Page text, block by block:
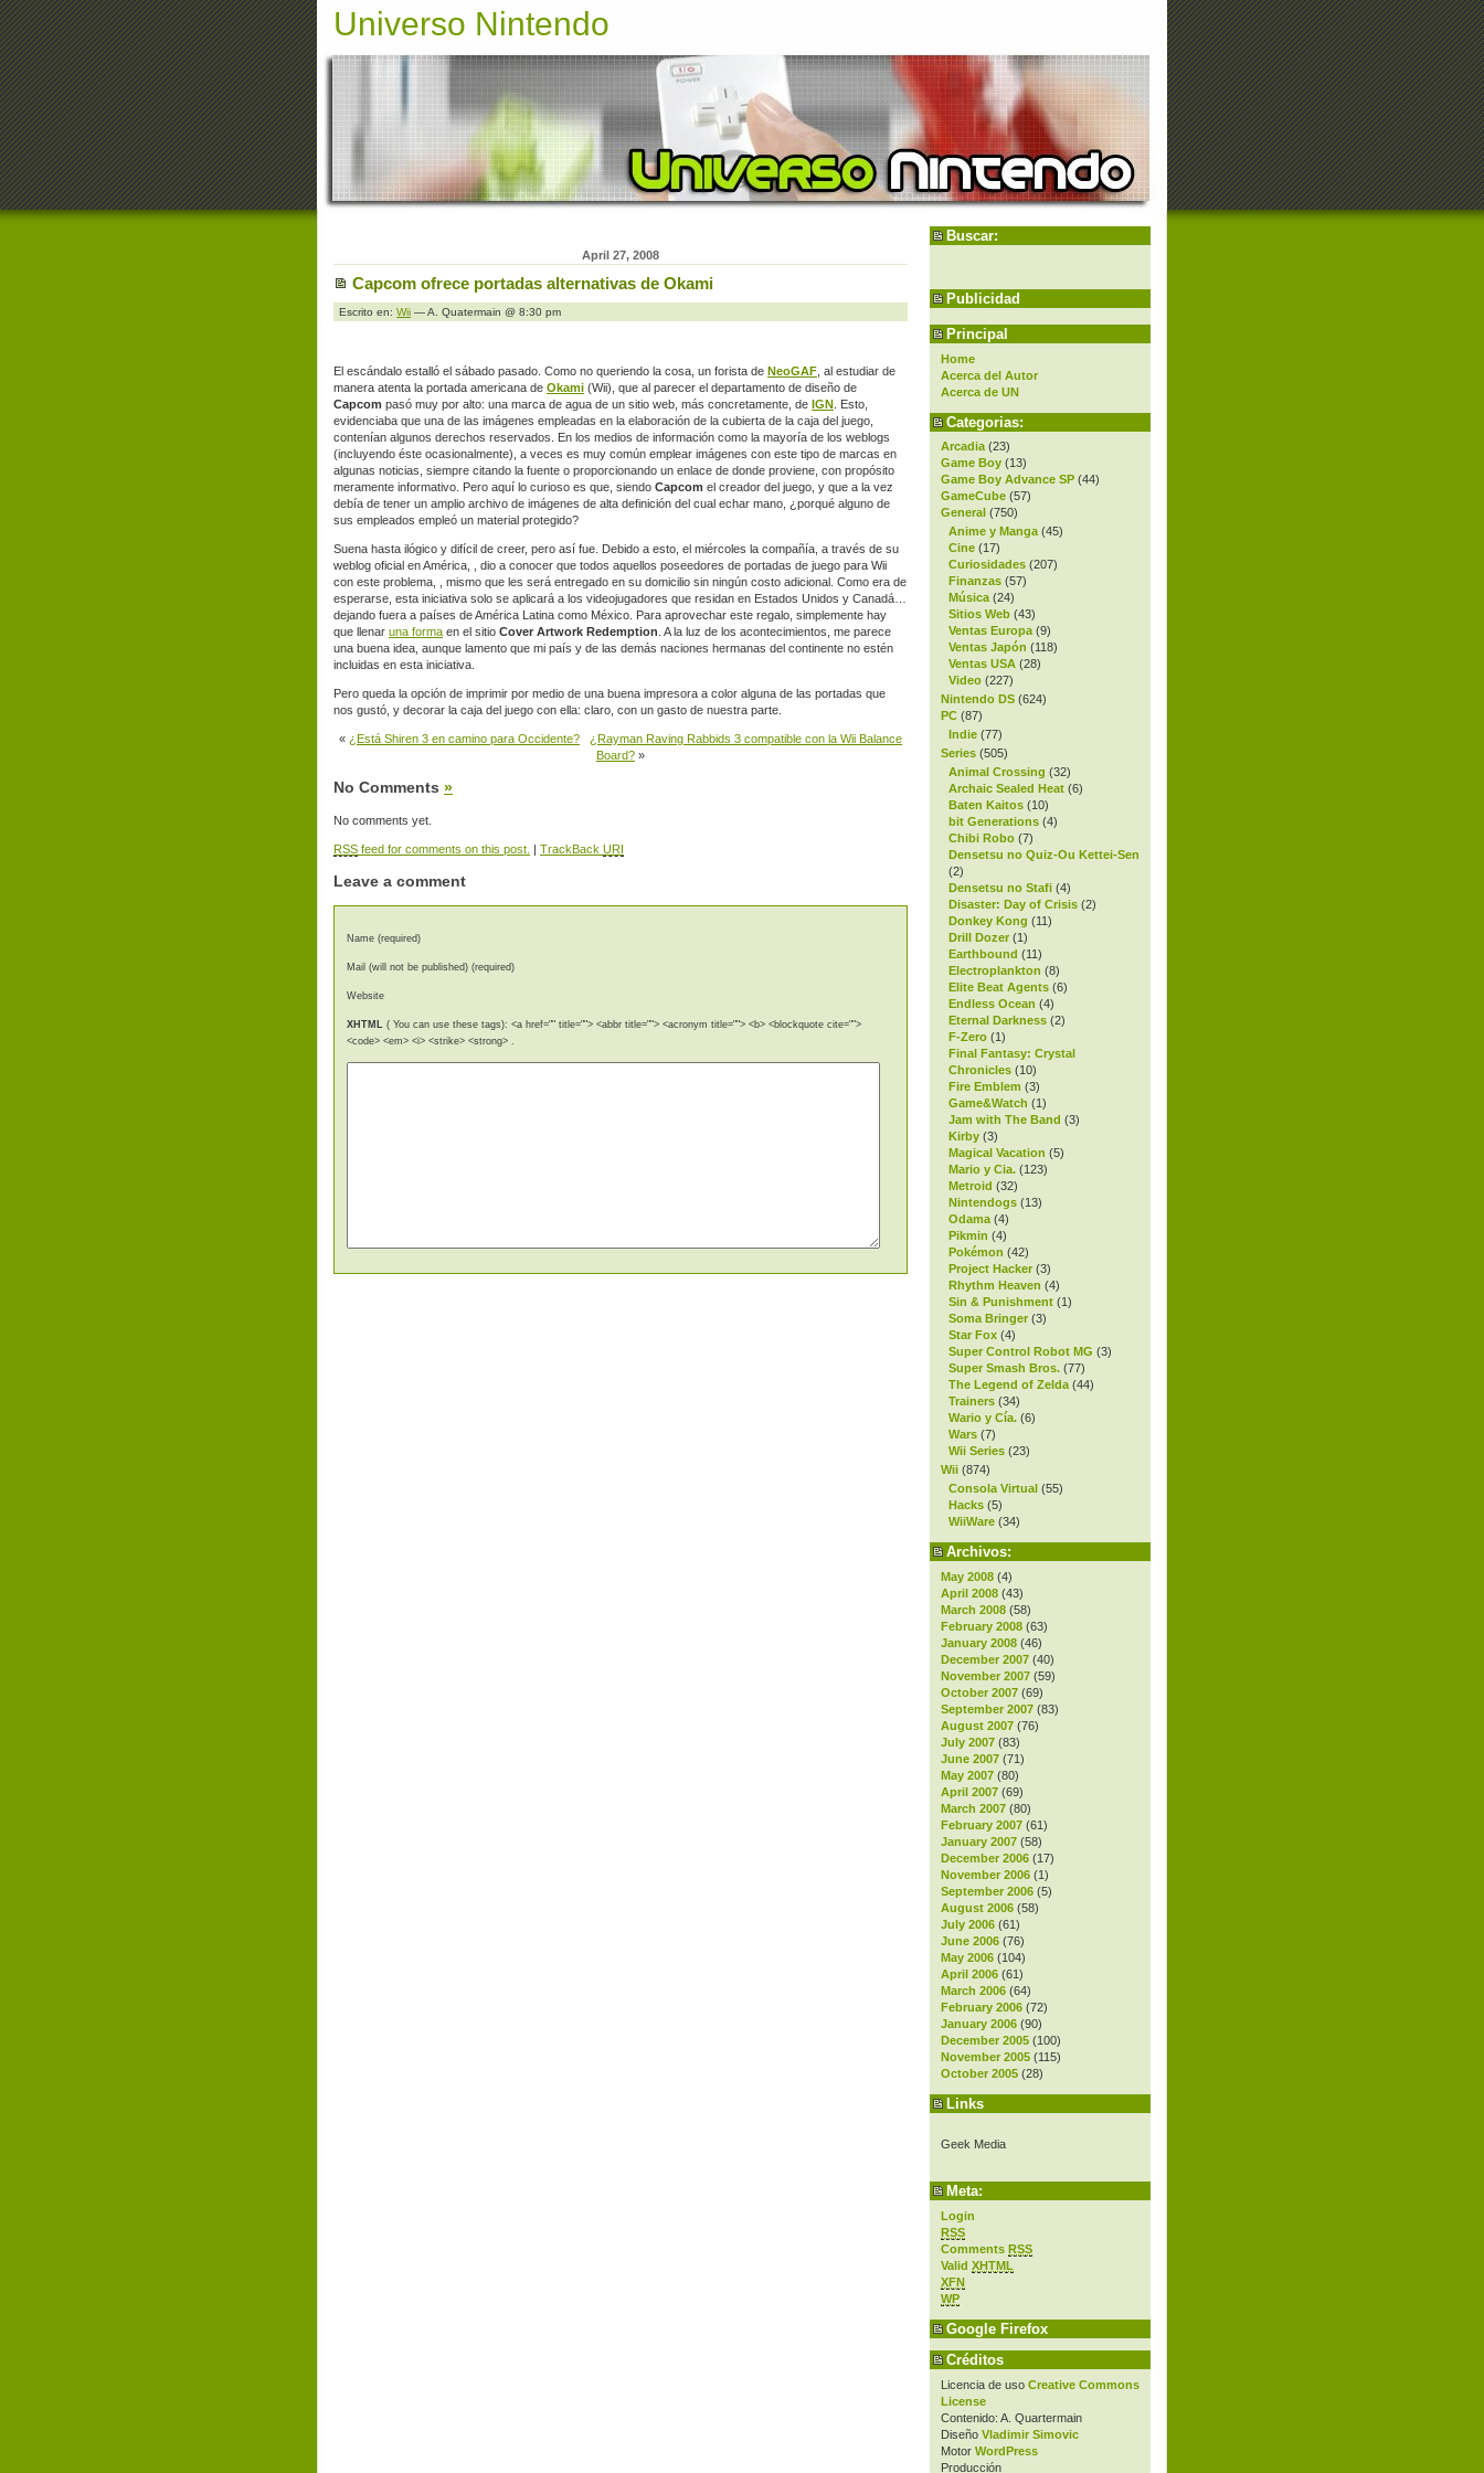
Universo Nintendo
Buscar:
Publicidad
Principal
Home
Acerca del Autor
Acerca de UN
Categorias:
Arcadia (23)
Game Boy (13)
Game Boy Advance SP (44)
GameCube (57)
General (750)
Anime y Manga (45)
Cine (17)
Curiosidades (207)
Finanzas (57)
Música (24)
Sitios Web (43)
Ventas Europa (9)
Ventas Japón (118)
Ventas USA (28)
Video (227)
Nintendo DS (624)
PC (87)
Indie (77)
Series (505)
Animal Crossing (32)
Archaic Sealed Heat (6)
Baten Kaitos (10)
bit Generations (4)
Chibi Robo (7)
Densetsu no Quiz-Ou Kettei-Sen
(2)
Densetsu no Stafi (4)
Disaster: Day of Crisis (2)
Donkey Kong (11)
Drill Dozer (1)
Earthbound (11)
Electroplankton (8)
Elite Beat Agents (6)
Endless Ocean (4)
Eternal Darkness (2)
F-Zero (1)
Final Fantasy: Crystal
Chronicles (10)
Fire Emblem (3)
Game&Watch (1)
Jam with The Band (3)
Kirby (3)
Magical Vacation (5)
Mario y Cia. (123)
Metroid (32)
Nintendogs (13)
Odama (4)
Pikmin (4)
Pokémon (42)
Project Hacker (3)
Rhythm Heaven (4)
Sin & Punishment (1)
Soma Bringer (3)
Star Fox (4)
Super Control Robot MG (3)
Super Smash Bros. (77)
The Legend of Zelda (44)
Trainers (34)
Wario y Cía. (6)
Wars (7)
Wii Series (23)
Wii (874)
Consola Virtual (55)
Hacks (5)
WiiWare (34)
Archivos:
May 2008 (4)
April 2008 (43)
March 2008 (58)
February 2008 (63)
January 2008 (46)
December 2007 (40)
November 2007 (59)
October 2007 (69)
September 2007 (83)
August 2007 (76)
July 2007 (83)
June 2007 (71)
May 2007 (80)
April 2007 (69)
March 2007 (80)
February 2007 (61)
January 2007 (58)
December 2006 (17)
November 2006 (1)
September 2006 (5)
August 2006 (58)
July 2006 (61)
June 2006 (76)
May 2006 (104)
April 2006 (61)
March 2006 (64)
February 2006 (72)
January 2006 (90)
December 2005 (100)
November 2005 (115)
October 2005 (28)
Links
Geek Media
Meta:
Login
RSS
Comments RSS
Valid XHTML
XFN
WP
Google Firefox
Créditos
Licencia de uso Creative Commons
License
Contenido: A. Quartermain
Diseño Vladimir Simovic
Motor WordPress
Producción
April 27, 2008
Capcom ofrece portadas alternativas de Okami
Escrito en: Wii — A. Quatermain @ 8:30 pm
El escándalo estalló el sábado pasado. Como no queriendo la cosa, un forista de NeoGAF , al estudiar de
manera atenta la portada americana de Okami (Wii), que al parecer el departamento de diseño de
Capcom pasó muy por alto: una marca de agua de un sitio web, más concretamente, de IGN . Esto,
evidenciaba que una de las imágenes empleadas en la elaboración de la cubierta de la caja del juego,
contenían algunos derechos reservados. En los medios de información como la mayoría de los weblogs
(incluyendo éste ocasionalmente), a veces es muy común emplear imágenes con este tipo de marcas en
algunas noticias, siempre citando la fuente o proporcionando un enlace de donde proviene, con propósito
meramente informativo. Pero aquí lo curioso es que, siendo Capcom el creador del juego, y que a la vez
debía de tener un amplio archivo de imágenes de alta definición del cual echar mano, ¿porqué alguno de
sus empleados empleó un material protegido?
Suena hasta ilógico y difícil de creer, pero así fue. Debido a esto, el miércoles la compañía, a través de su
weblog oficial en América,
, dio a conocer que todos aquellos poseedores de portadas de juego para Wii
con este problema, , mismo que les será entregado en su domicilio sin ningún costo adicional. Como era de
esperarse, esta iniciativa solo se aplicará a los videojugadores que residan en Estados Unidos y Canadá…
dejando fuera a países de América Latina como México. Para aprovechar este regalo, simplemente hay
que llenar una forma en el sitio Cover Artwork Redemption . A la luz de los acontecimientos, me parece
una buena idea, aunque lamento que mi país y de las demás naciones hermanas del continente no estén
incluidas en esta iniciativa.
Pero queda la opción de imprimir por medio de una buena impresora a color alguna de las portadas que
nos gustó, y decorar la caja del juego con ella: claro, con un gasto de nuestra parte.
« ¿Está Shiren 3 en camino para Occidente?
¿Rayman Raving Rabbids 3 compatible con la Wii Balance
Board? »
No Comments »
No comments yet.
RSS feed for comments on this post. | TrackBack URI
Leave a comment
Name (required)
Mail (will not be published) (required)
Website
XHTML ( You can use these tags): <a href="" title=""> <abbr title=""> <acronym title=""> <b> <blockquote cite="">
<code> <em> <i> <strike> <strong> .